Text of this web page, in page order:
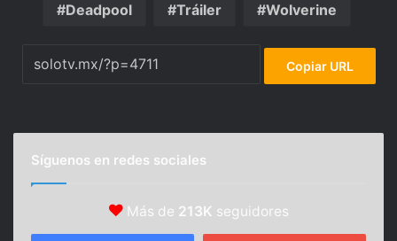
Deadpool Tráiler Wolverine
Copiar URL
Síguenos en redes sociales
Más de 213K seguidores